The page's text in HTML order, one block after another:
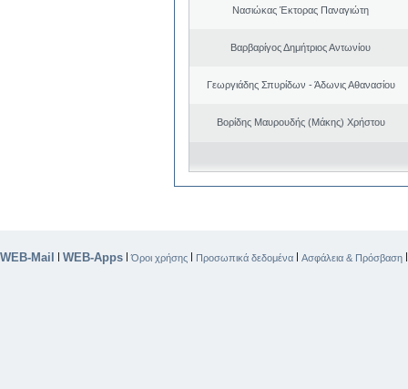
Νασιώκας Έκτορας Παναγιώτη
Βαρβαρίγος Δημήτριος Αντωνίου
Γεωργιάδης Σπυρίδων - Άδωνις Αθανασίου
Βορίδης Μαυρουδής (Μάκης) Χρήστου
WEB-Mail | WEB-Apps |Όροι χρήσης | Προσωπικά δεδομένα | Ασφάλεια & Πρόσβαση